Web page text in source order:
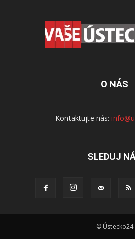
O NÁS
Kontaktujte nás:
SLEDUJ
© Ústecko24